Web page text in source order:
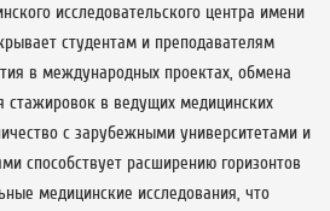
исследовательского центра имени
студентам и преподавателям
в международных проектах, обмена
в ведущих медицинских
с зарубежными университетами и
способствует расширению горизонтов
медицинские исследования, что